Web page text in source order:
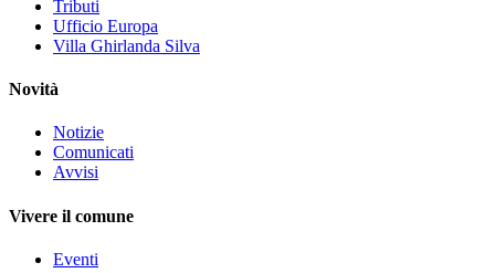
Tributi
Ufficio Europa
Villa Ghirlanda Silva
Novità
Notizie
Comunicati
Avvisi
Vivere il comune
Eventi